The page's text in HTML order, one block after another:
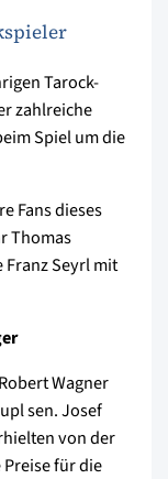
Tarock-
zahlreiche
Spiel um die
Fans dieses
Thomas
Seyrl mit
Wagner
sen. Josef
von der
für die